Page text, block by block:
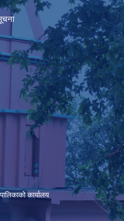
कार्यालय